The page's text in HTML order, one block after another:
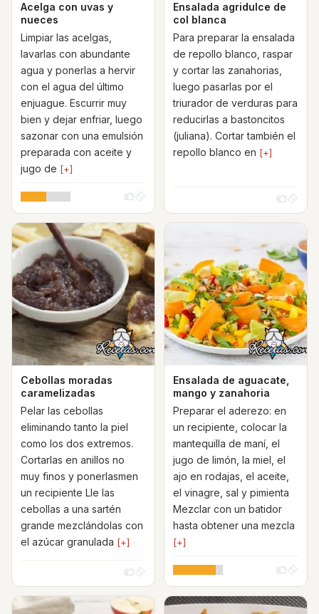
Acelga con uvas y
nueces
Limpiar las acelgas,
lavarlas con abundante
agua y ponerlas a hervir
con el agua del último
enjuague. Escurrir muy
bien y dejar enfriar, luego
sazonar con una emulsión
preparada con aceite y
jugo de [+]
Ensalada agridulce de
col blanca
Para preparar la ensalada
de repollo blanco, raspar
y cortar las zanahorias,
luego pasarlas por el
triurador de verduras para
reducirlas a bastoncitos
(juliana). Cortar también el
repollo blanco en [+]
Cebollas moradas
caramelizadas
Pelar las cebollas
eliminando tanto la piel
como los dos extremos.
Cortarlas en anillos no
muy finos y ponerlasmen
un recipiente Lle las
cebollas a una sartén
grande mezclándolas con
el azúcar granulada [+]
Ensalada de aguacate,
mango y zanahoria
Preparar el aderezo: en
un recipiente, colocar la
mantequilla de maní, el
jugo de limón, la miel, el
ajo en rodajas, el aceite,
el vinagre, sal y pimienta
Mezclar con un batidor
hasta obtener una mezcla
[+]